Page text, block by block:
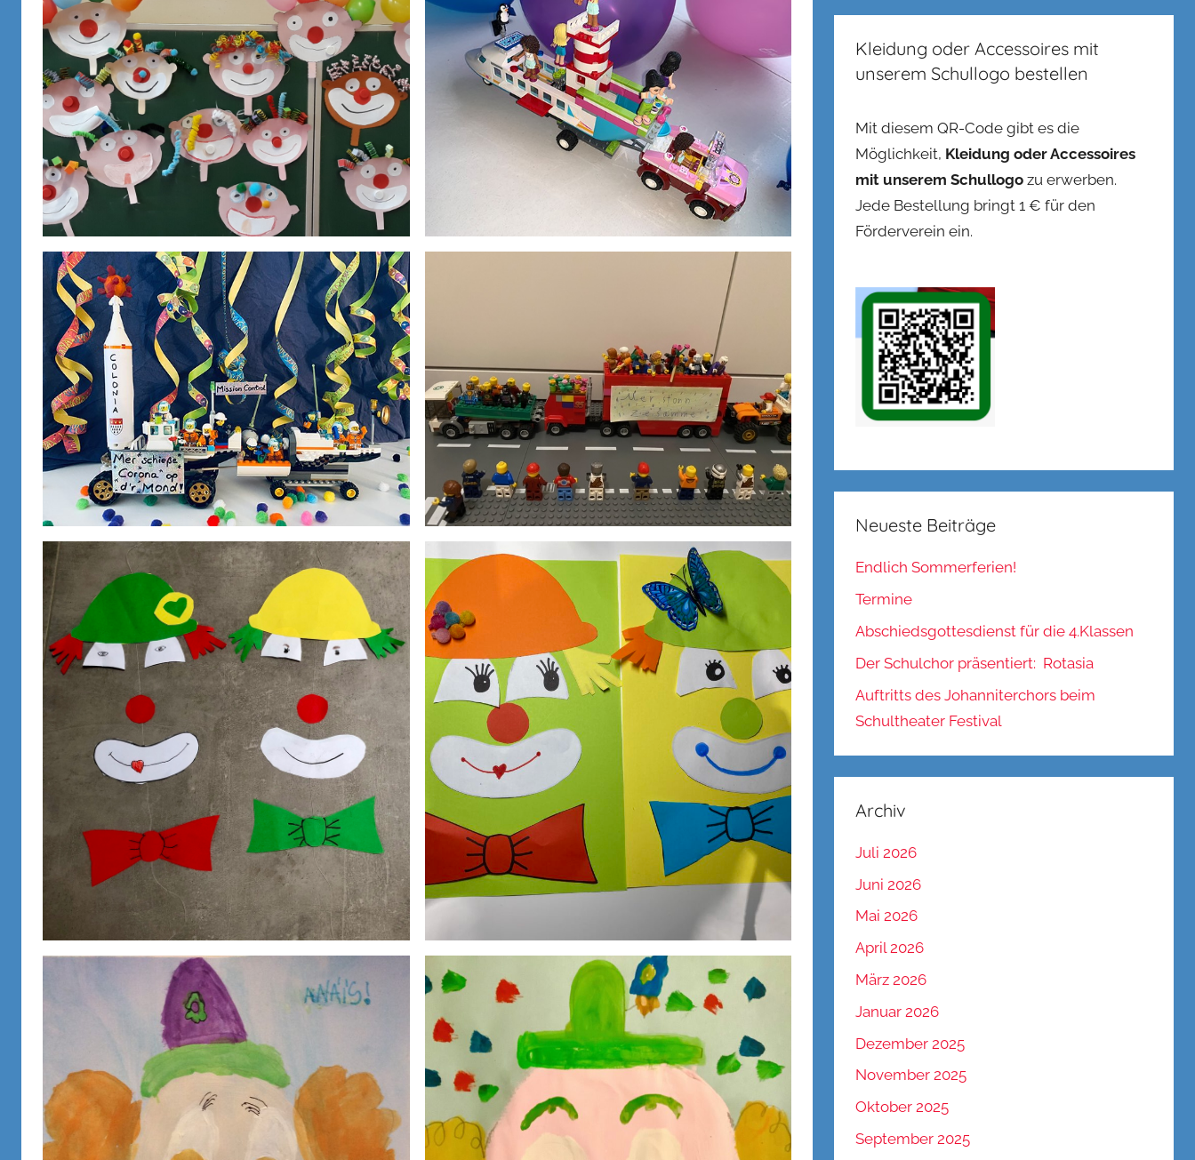
Kleidung oder Accessoires mit
unserem Schullogo bestellen
Mit diesem QR-Code gibt es die
Möglichkeit, Kleidung oder Accessoires
mit unserem Schullogozu erwerben.
Jede Bestellung bringt 1 € für den
Förderverein ein.
Neueste Beiträge
Endlich Sommerferien!
Termine
Abschiedsgottesdienst für die 4.Klassen
Der Schulchor präsentiert: Rotasia
Auftritts des Johanniterchors beim
Schultheater Festival
Archiv
Juli 2026
Juni 2026
Mai 2026
April 2026
März 2026
Januar 2026
Dezember 2025
November 2025
Oktober 2025
September 2025